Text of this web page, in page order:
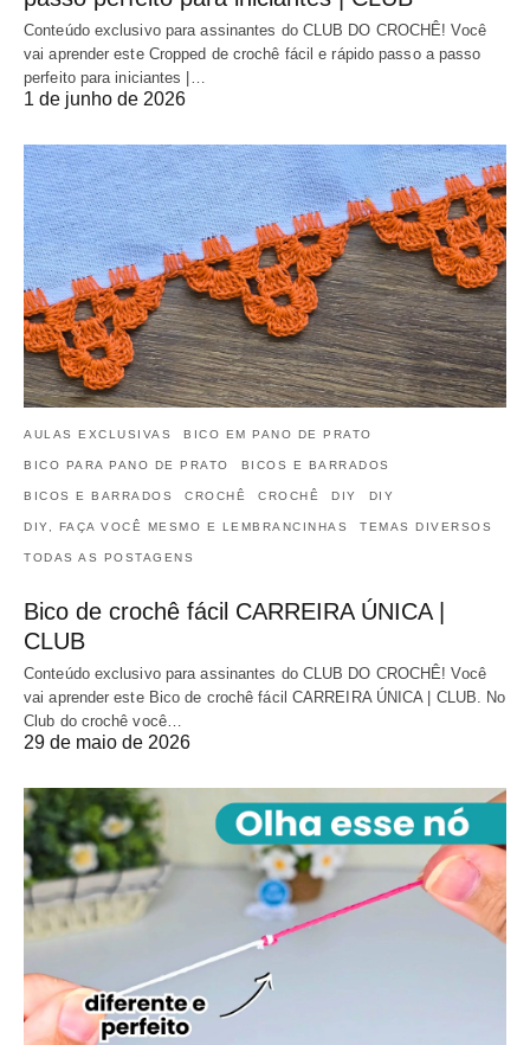
Conteúdo exclusivo para assinantes do CLUB DO CROCHÊ! Você
vai aprender este Cropped de crochê fácil e rápido passo a passo
perfeito para iniciantes |…
1 de junho de 2026
AULAS EXCLUSIVAS BICO EM PANO DE PRATO
BICO PARA PANO DE PRATO BICOS E BARRADOS
BICOS E BARRADOS CROCHÊ CROCHÊ DIY DIY
DIY, FAÇA VOCÊ MESMO E LEMBRANCINHAS TEMAS DIVERSOS
TODAS AS POSTAGENS
Bico de crochê fácil CARREIRA ÚNICA |
CLUB
Conteúdo exclusivo para assinantes do CLUB DO CROCHÊ! Você
vai aprender este Bico de crochê fácil CARREIRA ÚNICA | CLUB. No
Club do crochê você…
29 de maio de 2026